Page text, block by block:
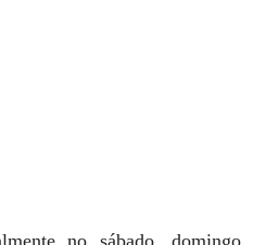
no sábado,